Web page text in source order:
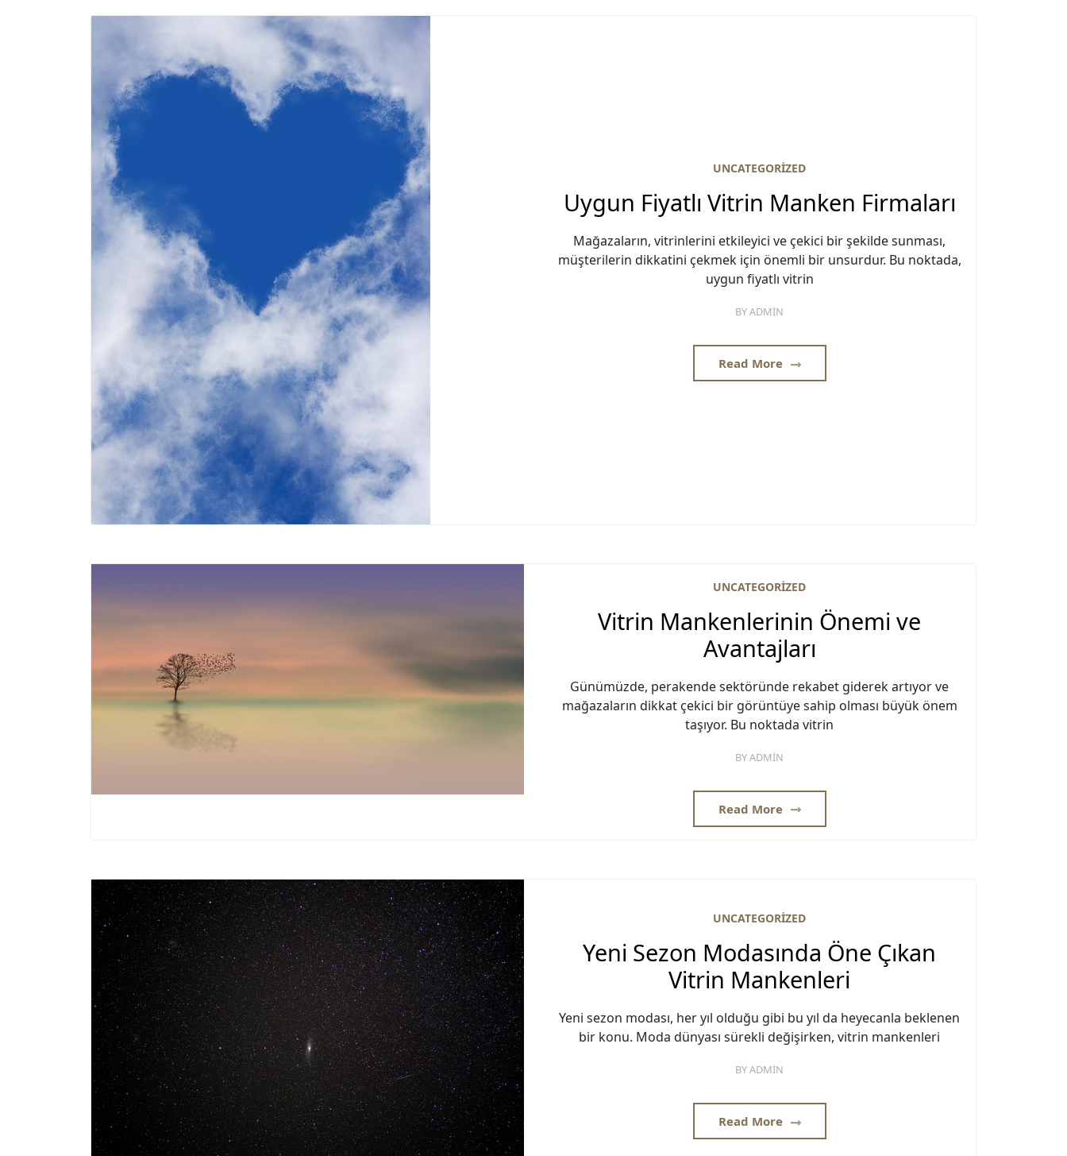
UNCATEGORIZED
Uygun Fiyatlı Vitrin Manken Firmaları
Mağazaların, vitrinlerini etkileyici ve çekici bir şekilde sunması,
müşterilerin dikkatini çekmek için önemli bir unsurdur. Bu noktada,
uygun fiyatlı vitrin
BYADMIN
Read More
UNCATEGORIZED
Vitrin Mankenlerinin Önemi ve
Avantajları
Günümüzde, perakende sektöründe rekabet giderek artıyor ve
mağazaların dikkat çekici bir görüntüye sahip olması büyük önem
taşıyor. Bu noktada vitrin
BYADMIN
Read More
UNCATEGORIZED
Yeni Sezon Modasında Öne Çıkan
Vitrin Mankenleri
Yeni sezon modası, her yıl olduğu gibi bu yıl da heyecanla beklenen
bir konu. Moda dünyası sürekli değişirken, vitrin mankenleri
BYADMIN
Read More